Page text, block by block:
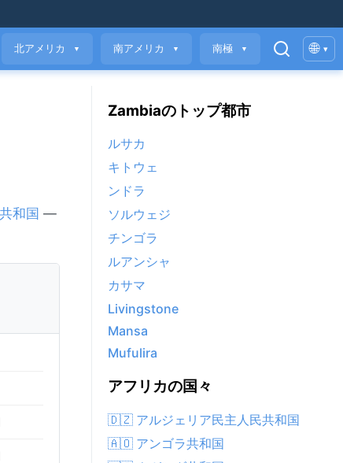
北アメリカ ▼ 南アメリカ ▼ 南極 ▼ 🌐 ▾
和国 —
Zambiaのトップ都市
ルサカ
キトウェ
ンドラ
ソルウェジ
チンゴラ
ルアンシャ
カサマ
Livingstone
Mansa
Mufulira
アフリカの国々
🇩🇿 アルジェリア民主人民共和国
🇦🇴 アンゴラ共和国